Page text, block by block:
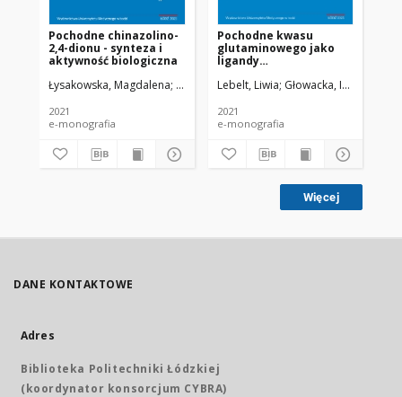
Pochodne chinazolino-
2,4-dionu - synteza i
aktywność biologiczna
Łysakowska, Magdalena Głowacka, Iwona Elżbieta Piotrowska,
2021
e-monografia
Pochodne kwasu
glutaminowego jako
ligandy
receptorów
Lebelt, Liwia Głowacka, Iwona
2021
e-monografia
Więcej
DANE KONTAKTOWE
Adres
Biblioteka Politechniki Łódzkiej
(koordynator konsorcjum CYBRA)